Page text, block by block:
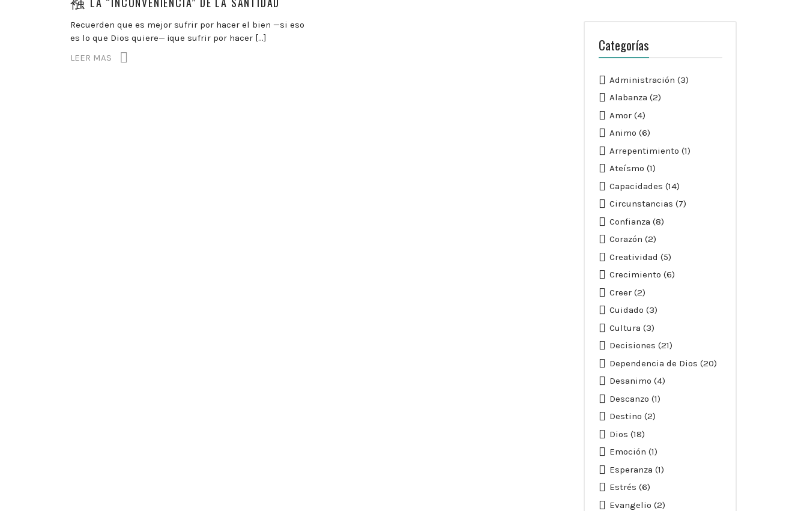
Recuerden que es mejor sufrir por hacer el bien —si eso
es lo que Dios quiere— ¡que sufrir por hacer […]
LEER MAS
Categorías
Administración (3)
Alabanza (2)
Amor(4)
Animo (6)
Arrepentimiento (1)
Ateísmo (1)
Capacidades (14)
Circunstancias (7)
Confianza (8)
Corazón (2)
Creatividad (5)
Crecimiento (6)
Creer(2)
Cuidado (3)
Cultura (3)
Decisiones (21)
Dependencia de Dios (20)
Desanimo (4)
Descanzo (1)
Destino (2)
Dios (18)
Emoción (1)
Esperanza (1)
Estrés (6)
Evangelio (2)